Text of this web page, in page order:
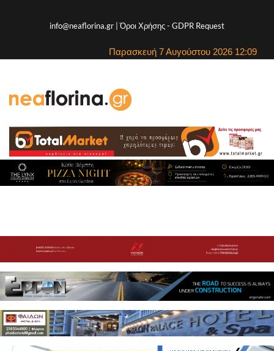
info@neaflorina.gr |Όροι Χρήσης- GDPR Request
Παρασκευή 7 Αυγούστου 2026 12:09